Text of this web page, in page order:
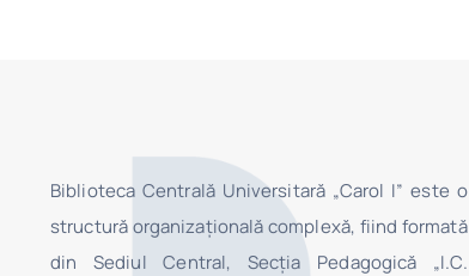
Biblioteca Centrală Universitară „Carol I” este o
structură organizaţională complexă, fiind formată
din Sediul Central, Secţia Pedagogică „I.C.